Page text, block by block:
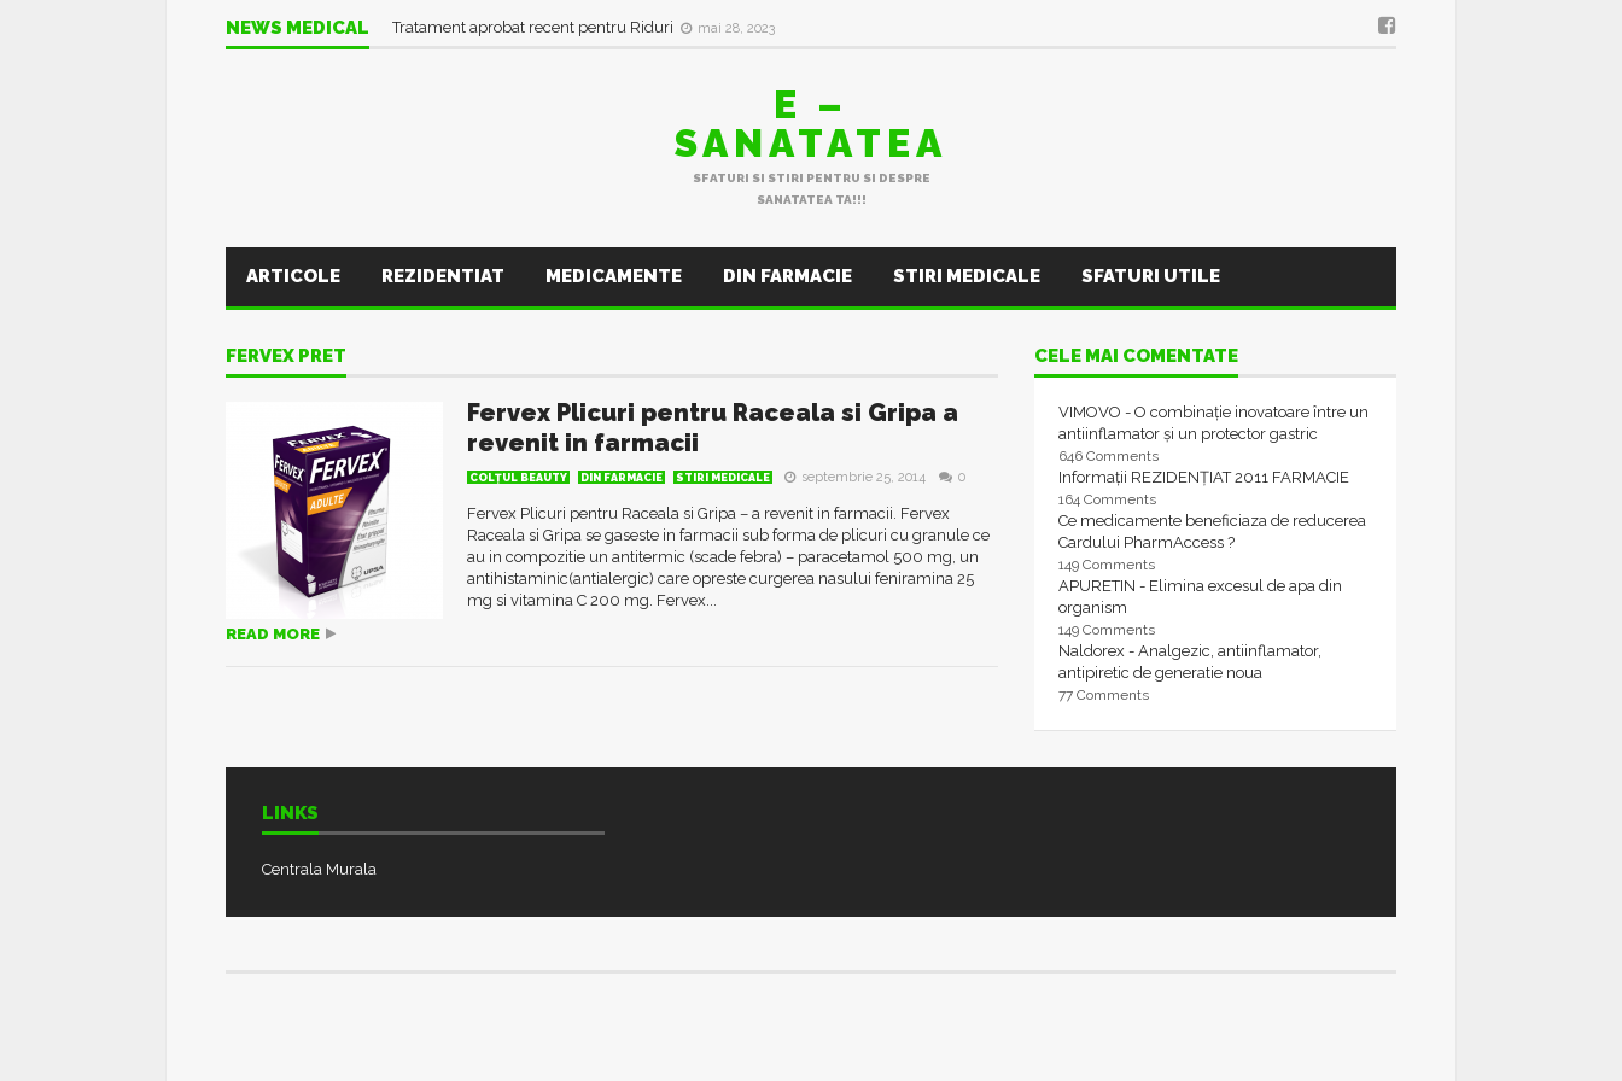
NEWS MEDICAL Tratament aprobat recent pentru Riduri mai 28, 2023
E –
SANATATEA
SFATURI SI STIRI PENTRU SI DESPRE
SANATATEA TA!!!
ARTICOLE REZIDENTIAT MEDICAMENTE DIN FARMACIE STIRI MEDICALE SFATURI UTILE
FERVEX PRET
Fervex Plicuri pentru Raceala si Gripa a
revenit in farmacii
COLŢUL BEAUTY DIN FARMACIE STIRI MEDICALE septembrie 25, 2014 0
Fervex Plicuri pentru Raceala si Gripa – a revenit in farmacii. Fervex
Raceala si Gripa se gaseste in farmacii sub forma de plicuri cu granule ce
au in compozitie un antitermic (scade febra) – paracetamol 500 mg, un
antihistaminic(antialergic) care opreste curgerea nasului feniramina 25
mg si vitamina C 200 mg. Fervex...
READ MORE
CELE MAI COMENTATE
VIMOVO - O combinație inovatoare între un
antiinflamator și un protector gastric
646 Comments
Informații REZIDENȚIAT 2011 FARMACIE
164 Comments
Ce medicamente beneficiaza de reducerea
Cardului PharmAccess ?
149 Comments
APURETIN - Elimina excesul de apa din
organism
149 Comments
Naldorex - Analgezic, antiinflamator,
antipiretic de generatie noua
77 Comments
LINKS
Centrala Murala